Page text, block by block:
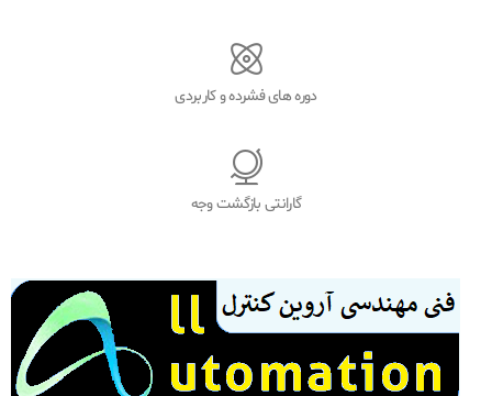
دوره های فشرده و کاربردی
گارانتی بازگشت وجه